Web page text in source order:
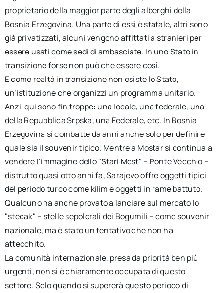
proprietario della maggior parte degli alberghi della
Bosnia Erzegovina. Una parte di essi è statale, altri sono
già privatizzati, alcuni vengono affittati a stranieri per
essere usati come sedi di ambasciate. In uno Stato in
transizione forse non può che essere così.
E come realtà in transizione non esiste lo Stato,
un’istituzione che organizzi un programma unitario.
Anzi, qui sono fin troppe: una locale, una federale, una
della Repubblica Srpska, una Federale, etc. In Bosnia
Erzegovina si combatte da anni anche solo per definire
quale sia il souvenir tipico. Mentre a Mostar si continua a
vendere l’immagine dello "Stari Most" – Ponte Vecchio –
distrutto quasi otto anni fa, Sarajevo offre oggetti tipici
del periodo turco come kilim e oggetti in rame battuto.
Qualcuno ha anche provato a lanciare sul mercato lo
"stecak" – stelle sepolcrali dei Bogumili – come souvenir
nazionale, ma è stato un tentativo che non ha
attecchito.
La comunità internazionale, presa da priorità ben più
urgenti, non si è chiaramente occupata di questo
settore. Solo quando si supererà questo periodo di